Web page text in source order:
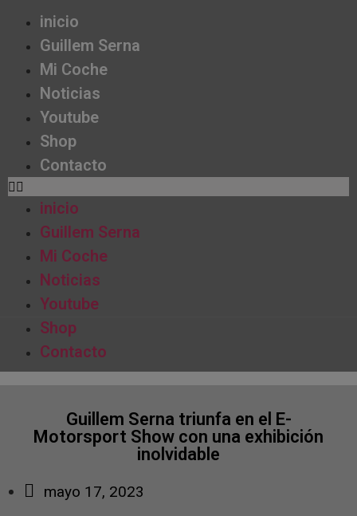
inicio
Guillem Serna
Mi Coche
Noticias
Youtube
Shop
Contacto
inicio
Guillem Serna
Mi Coche
Noticias
Youtube
Shop
Contacto
Guillem Serna triunfa en el E-
Motorsport Show con una exhibición
inolvidable
mayo 17, 2023